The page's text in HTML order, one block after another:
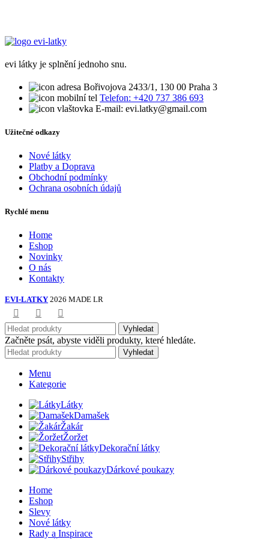
evi látky je splnění jednoho snu.
Bořivojova 2433/1, 130 00 Praha 3
Telefon: +420 737 386 693
E-mail: evi.latky@gmail.com
Užitečné odkazy
Nové látky
Platby a Doprava
Obchodní podmínky
Ochrana osobních údajů
Rychlé menu
Home
Eshop
Novinky
O nás
Kontakty
EVI-LATKY 2026 MADE LR
Vyhledat
Začněte psát, abyste viděli produkty, které hledáte.
Vyhledat
Menu
Kategorie
Látky
Damašek
Žakár
Žoržet
Dekorační látky
Střihy
Dárkové poukazy
Home
Eshop
Slevy
Nové látky
Rady a Inspirace